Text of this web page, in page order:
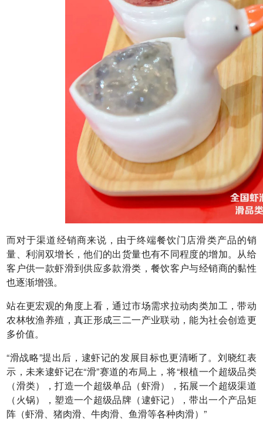
而对于渠道经销商来说，由于终端餐饮门店滑类产品的销
量、利润双增长，他们的出货量也有不同程度的增加。从给
客户供一款虾滑到供应多款滑类，餐饮客户与经销商的黏性
也逐渐增强。
站在更宏观的角度上看，通过市场需求拉动肉类加工，带动
农林牧渔养殖，真正形成三二一产业联动，能为社会创造更
多价值。
“滑战略”提出后，逮虾记的发展目标也更清晰了。刘晓红表
示，未来逮虾记在“滑”赛道的布局上，将“根植一个超级品类
（滑类），打造一个超级单品（虾滑），拓展一个超级渠道
（火锅），塑造一个超级品牌（逮虾记），带出一个产品矩
阵（虾滑、猪肉滑、牛肉滑、鱼滑等各种肉滑）”